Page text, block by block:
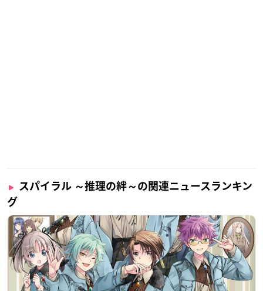
スパイラル ～推理の絆～の関連ニュースランキン
グ